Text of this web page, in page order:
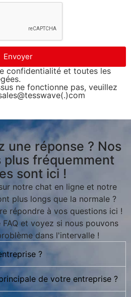
Envoyer
confidentialité et toutes les
ne fonctionne pas, veuillez
une réponse ? Nos
plus fréquemment
sont ici !
notre chat en ligne et notre
plus longs que la normale ?
répondre à vos questions ici !
et voyez si nous pouvons
dans l'intervalle !
?
de votre entreprise ?